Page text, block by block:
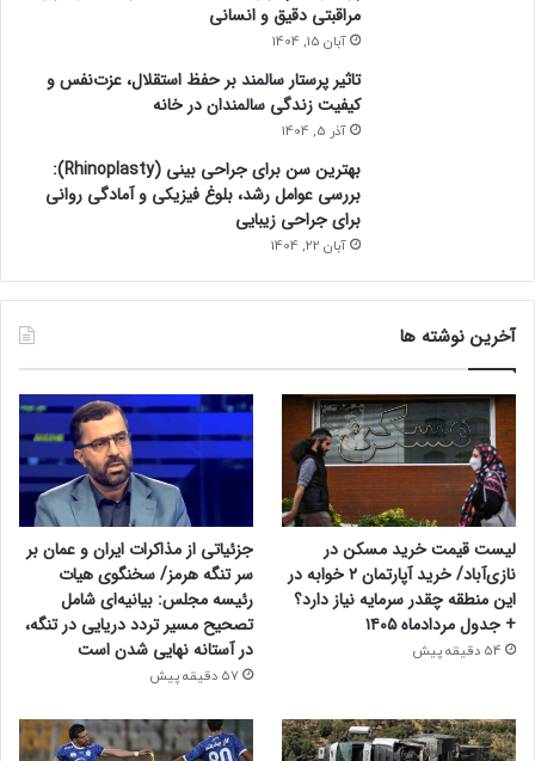
مراقبتی دقیق و انسانی
آبان 15, 1404
تاثیر پرستار سالمند بر حفظ استقلال، عزت‌نفس و
کیفیت زندگی سالمندان در خانه
آذر 5, 1404
بهترین سن برای جراحی بینی (Rhinoplasty):
بررسی عوامل رشد، بلوغ فیزیکی و آمادگی روانی
برای جراحی زیبایی
آبان 22, 1404
آخرین نوشته ها
لیست قیمت خرید مسکن در
نازی‌آباد/ خرید آپارتمان ۲ خوابه در
این منطقه چقدر سرمایه نیاز دارد؟
+ جدول مردادماه ۱۴۰۵
54 دقیقه پیش
جزئیاتی از مذاکرات ایران و عمان بر
سر تنگه هرمز/ سخنگوی هیات
رئیسه مجلس: بیانیه‌ای شامل
تصحیح مسیر تردد دریایی در تنگه،
در آستانه نهایی شدن است
57 دقیقه پیش